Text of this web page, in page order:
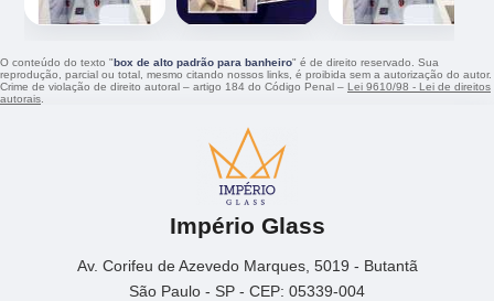
O conteúdo do texto "box de alto padrão para banheiro" é de direito reservado. Sua
reprodução, parcial ou total, mesmo citando nossos links, é proibida sem a autorização do autor.
Crime de violação de direito autoral – artigo 184 do Código Penal – Lei 9610/98 - Lei de direitos
autorais
Império Glass
Av. Corifeu de Azevedo Marques, 5019 - Butantã
São Paulo - SP - CEP: 05339-004